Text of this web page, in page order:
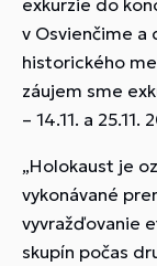
exkurzie do
v Osvienčime a
historického
záujem sme
– 14.11. a 25.11.
„Holokaust je
vykonávané
vyvražďovanie
skupín počas